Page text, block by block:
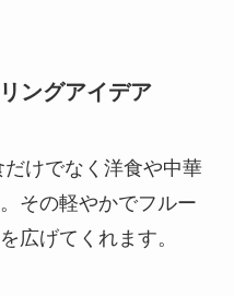
ングアイデア
けでなく洋食や中華
その軽やかでフルー
広げてくれます。